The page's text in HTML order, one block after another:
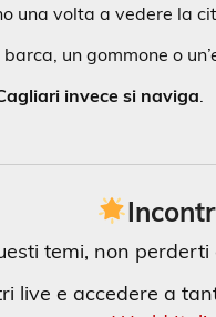
una volta a vedere la
un gommone o
invece si naviga
temi, non perderti
live e accedere a